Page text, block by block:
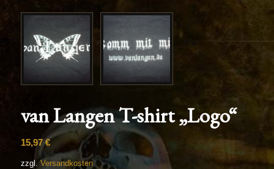
van Langen T-shirt „Logo“
15,97€
zzgl. Versandkosten